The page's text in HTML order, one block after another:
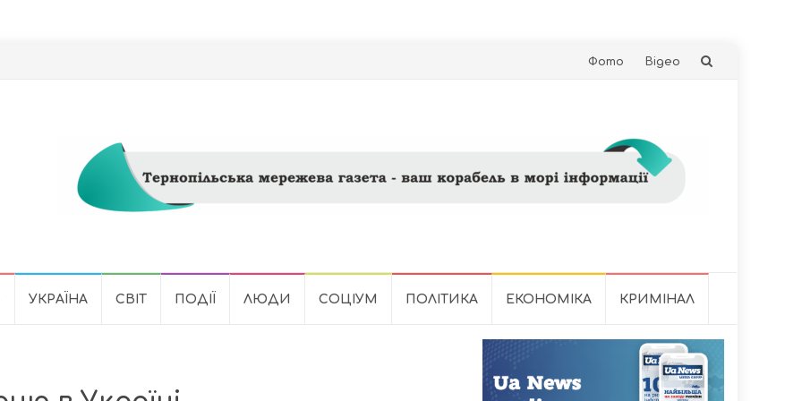
Skip
Фото Відео
УКРАЇНА СВІТ ПОДІЇ ЛЮДИ СОЦІУМ ПОЛІТИКА ЕКОНОМІКА КРИМІНАЛ